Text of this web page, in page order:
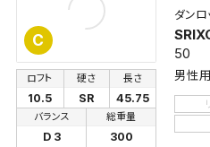
C
ダンロ
50
男性
ロフト
10.5
硬さ
SR
長さ
45.75
バランス
D 3
総重量
300
検索条